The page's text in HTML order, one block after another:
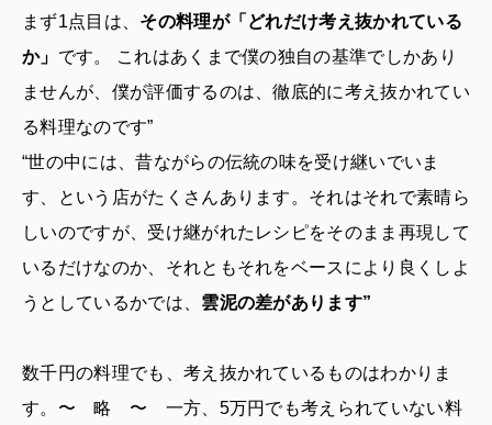
まず1点目は、 その料理が「どれだけ考え抜かれている
か」 です。 これはあくまで僕の独自の基準でしかあり
ませんが、僕が評価するのは、徹底的に考え抜かれてい
る料理なのです”
“世の中には、昔ながらの伝統の味を受け継いでいま
す、という店がたくさんあります。それはそれで素晴ら
しいのですが、受け継がれたレシピをそのまま再現して
いるだけなのか、それともそれをベースにより良くしよ
うとしているかでは、 雲泥の差があります”
数千円の料理でも、考え抜かれているものはわかりま
す。〜 略 〜 一方、5万円でも考えられていない料